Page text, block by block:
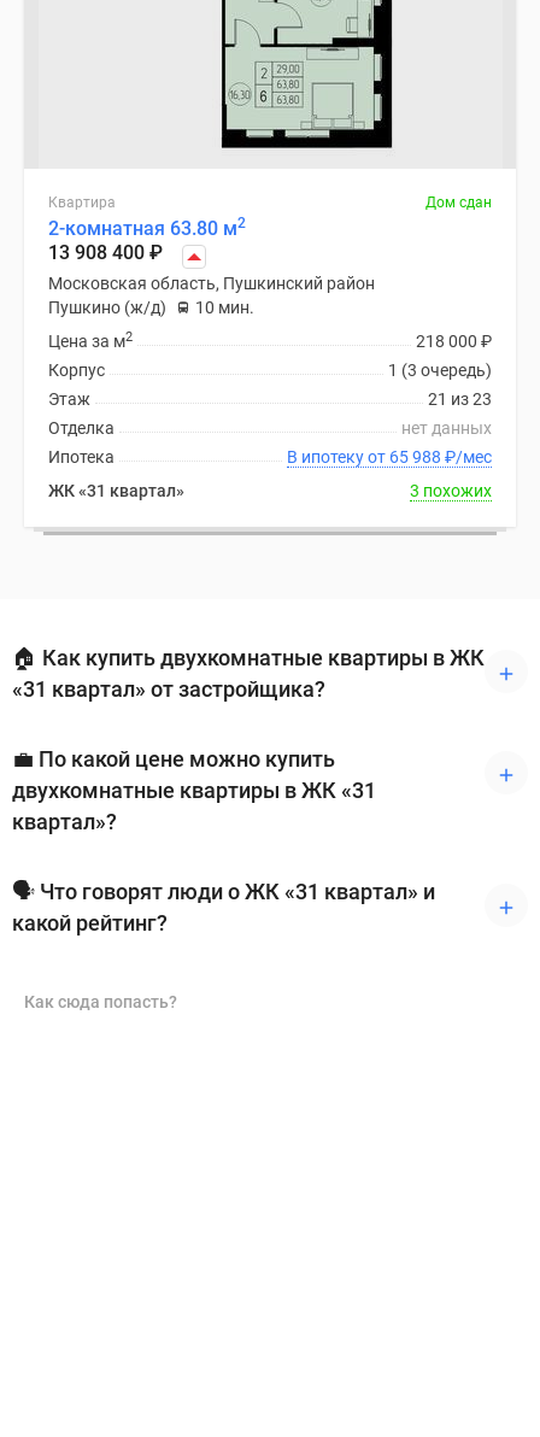
Квартира Дом сдан
2-комнатная 63.80 м2
13 908 400 ₽
Московская область, Пушкинский район
Пушкино (ж/д)
10 мин.
218 000 ₽
Цена за м2
1 (3 очередь)
Корпус
21 из 23
Этаж
нет данных
Отделка
В ипотеку от 65 988 ₽/мес
Ипотека
ЖК «31 квартал»
3 похожих
🏠 Как купить двухкомнатные квартиры в ЖК
«31 квартал» от застройщика?
💼 По какой цене можно купить
двухкомнатные квартиры в ЖК «31
квартал»?
🗣 Что говорят люди о ЖК «31 квартал» и
какой рейтинг?
Как сюда попасть?